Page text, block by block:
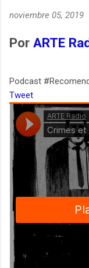
noviembre 05, 2019
Por ARTE
Podcast
Tweet